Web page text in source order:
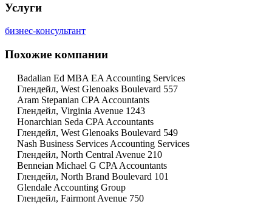
Услуги
бизнес-консультант
Похожие компании
Badalian Ed MBA EA Accounting Services
Глендейл, West Glenoaks Boulevard 557
Aram Stepanian CPA Accountants
Глендейл, Virginia Avenue 1243
Honarchian Seda CPA Accountants
Глендейл, West Glenoaks Boulevard 549
Nash Business Services Accounting Services
Глендейл, North Central Avenue 210
Benneian Michael G CPA Accountants
Глендейл, North Brand Boulevard 101
Glendale Accounting Group
Глендейл, Fairmont Avenue 750